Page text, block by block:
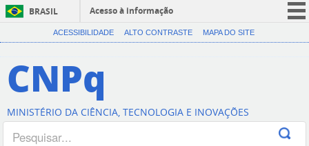
BRASIL
Acesso à informação
CORONAVÍRUS (COVID-19)
Canais
ACESSIBILIDADE ALTO CONTRASTE MAPA DO SITE
CNPq
MINISTÉRIO DA CIÊNCIA, TECNOLOGIA E INOVAÇÕES